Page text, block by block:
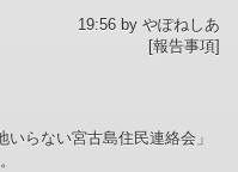
19:56 by やぽねしあ
[報告事項]
らない宮古島住民連絡会」